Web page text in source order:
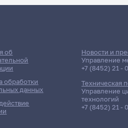
об
обработки
данных
Новости и
Управление
+7 (8452) 21 -
Техническая
Управление
технологий
+7 (8452) 21 -